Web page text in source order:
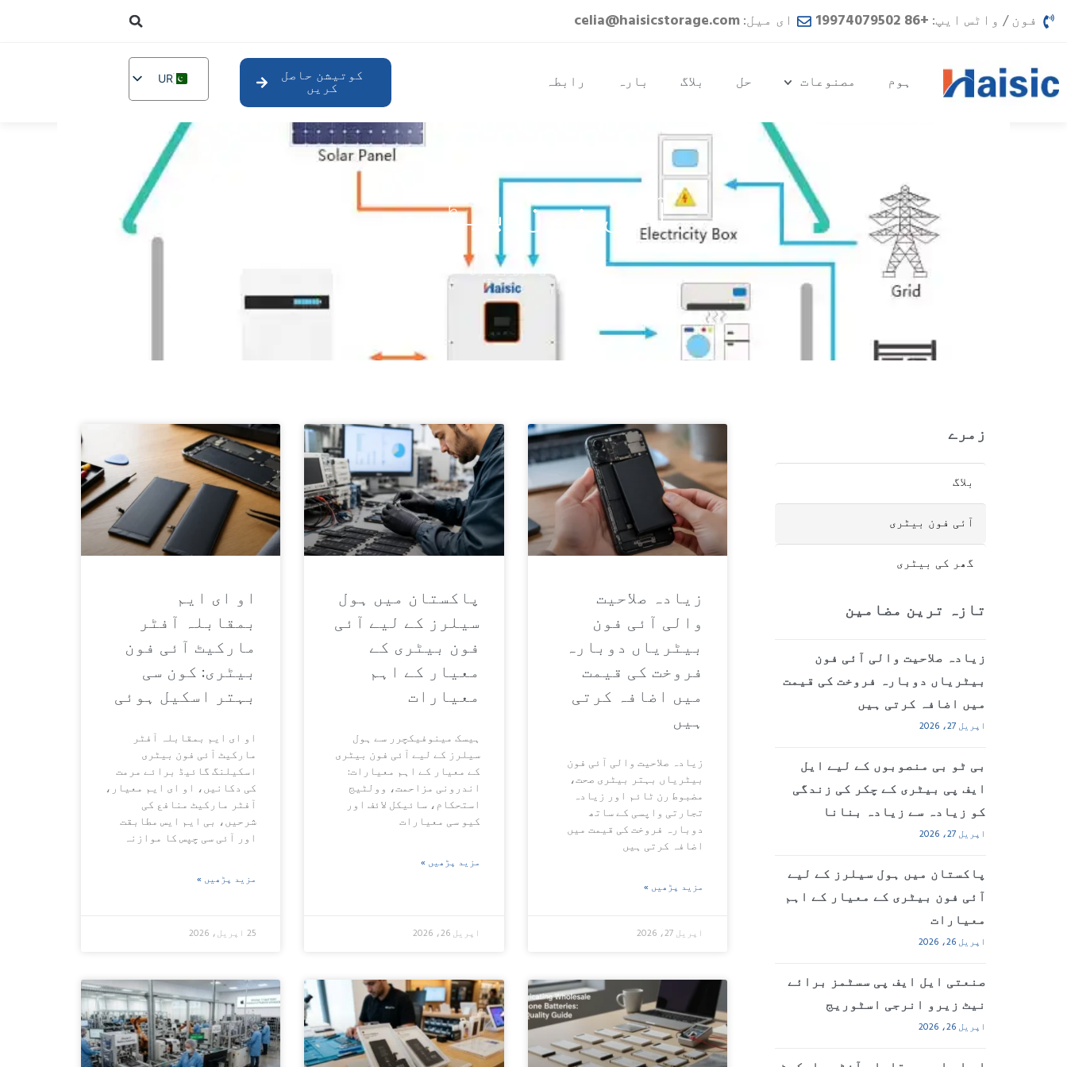
مواد فون / واٹس ایپ: +86 19974079502 ای میل:celia@haisicstorage.com
ہوم مصنوعات حل بلاگ بارہ رابطہ کوتیشن حاصل
کریں
UR
EN
DE
TR
آئی فون بیٹری
/ آئی فون بیٹری
زمرے
بلاگ
آئی فون بیٹری
گھر کی بیٹری
تازہ ترین مضامین
زیادہ صلاحیت والی آئی فون
بیٹریاں دوبارہ فروخت کی قیمت
میں اضافہ کرتی ہیں
اپریل 27، 2026
بی ٹو بی منصوبوں کے لیے ایل
ایف پی بیٹری کے چکر کی زندگی
کو زیادہ سے زیادہ بنانا
اپریل 27، 2026
پاکستان میں ہول سیلرز کے لیے
آئی فون بیٹری کے معیار کے اہم
معیارات
اپریل 26، 2026
صنعتی ایل ایف پی سسٹمز برائے
نیٹ زیرو انرجی اسٹوریج
اپریل 26، 2026
زیادہ صلاحیت
والی آئی فون
بیٹریاں دوبارہ
فروخت کی قیمت
میں اضافہ کرتی
ہیں
زیادہ صلاحیت والی آئی فون
بیٹریاں بہتر بیٹری صحت،
مضبوط رن ٹائم اور زیادہ
تجارتی واپسی کے ساتھ
دوبارہ فروخت کی قیمت میں
اضافہ کرتی ہیں
مزید پڑھیں »
اپریل 27، 2026
پاکستان میں ہول
سیلرز کے لیے آئی
فون بیٹری کے
معیار کے اہم
معیارات
ہیسک مینوفیکچرر سے ہول
سیلرز کے لیے آئی فون بیٹری
کے معیار کے اہم معیارات:
اندرونی مزاحمت، وولٹیج
استحکام، سائیکل لائف اور
کیو سی معیارات
مزید پڑھیں »
اپریل 26، 2026
او ای ایم
بمقابلہ آفٹر
مارکیٹ آئی فون
بیٹری: کون سی
بہتر اسکیل ہوئی
او ای ایم بمقابلہ آفٹر
مارکیٹ آئی فون بیٹری
اسکیلنگ گائیڈ برائے مرمت
کی دکانیں، او ای ایم معیار،
آفٹر مارکیٹ منافع کی
شرحیں، بی ایم ایس مطابقت
اور آئی سی چپس کا موازنہ
مزید پڑھیں »
25 اپریل، 2026
صفحہصفحہصفحہصفحہ